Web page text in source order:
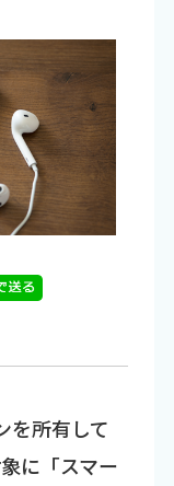
を所有して
に「スマー